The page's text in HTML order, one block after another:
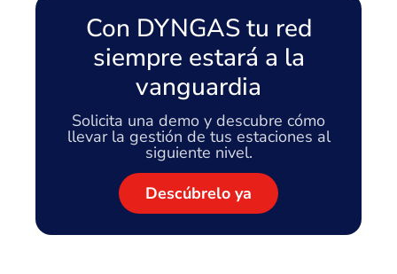
Con DYNGAS tu red
siempre estará a la
vanguardia
Solicita una demo y descubre cómo
llevar la gestión de tus estaciones al
siguiente nivel.
Descúbrelo ya